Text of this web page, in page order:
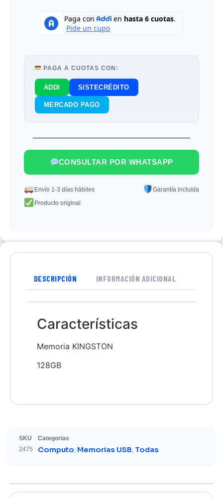
PAGA A CUOTAS CON:
ADDI SISTECRÉDITO
MERCADO PAGO
CONSULTAR POR WHATSAPP
Envío 1-3 días hábiles
Garantía incluida
Producto original
DESCRIPCIÓN INFORMACIÓN ADICIONAL
Características
Memoria KINGSTON
128GB
SKU
2475
Categorias
Computo, Memorias USB, Todas